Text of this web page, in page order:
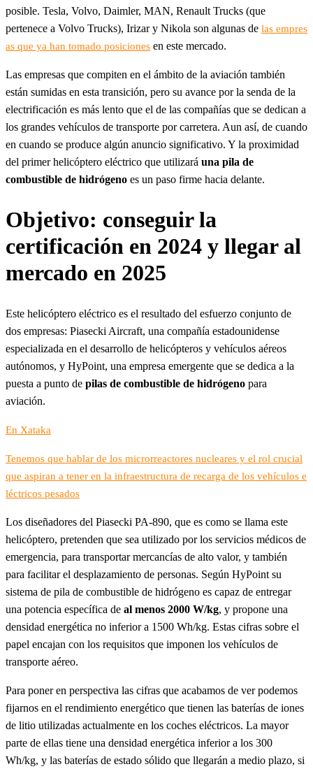
posible. Tesla, Volvo, Daimler, MAN, Renault Trucks (que
pertenece a Volvo Trucks), Irizar y Nikola son algunas de las empres
as que ya han tomado posiciones en este mercado.
Las empresas que compiten en el ámbito de la aviación también
están sumidas en esta transición, pero su avance por la senda de la
electrificación es más lento que el de las compañías que se dedican a
los grandes vehículos de transporte por carretera. Aun así, de cuando
en cuando se produce algún anuncio significativo. Y la proximidad
del primer helicóptero eléctrico que utilizará una pila de
combustible de hidrógeno es un paso firme hacia delante.
Objetivo: conseguir la
certificación en 2024 y llegar al
mercado en 2025
Este helicóptero eléctrico es el resultado del esfuerzo conjunto de
dos empresas: Piasecki Aircraft, una compañía estadounidense
especializada en el desarrollo de helicópteros y vehículos aéreos
autónomos, y HyPoint, una empresa emergente que se dedica a la
puesta a punto de pilas de combustible de hidrógeno para
aviación.
En Xataka
Tenemos que hablar de los microrreactores nucleares y el rol crucial
que aspiran a tener en la infraestructura de recarga de los vehículos e
léctricos pesados
Los diseñadores del Piasecki PA-890, que es como se llama este
helicóptero, pretenden que sea utilizado por los servicios médicos de
emergencia, para transportar mercancías de alto valor, y también
para facilitar el desplazamiento de personas. Según HyPoint su
sistema de pila de combustible de hidrógeno es capaz de entregar
una potencia específica de al menos 2000 W/kg, y propone una
densidad energética no inferior a 1500 Wh/kg. Estas cifras sobre el
papel encajan con los requisitos que imponen los vehículos de
transporte aéreo.
Para poner en perspectiva las cifras que acabamos de ver podemos
fijarnos en el rendimiento energético que tienen las baterías de iones
de litio utilizadas actualmente en los coches eléctricos. La mayor
parte de ellas tiene una densidad energética inferior a los 300
Wh/kg, y las baterías de estado sólido que llegarán a medio plazo, si